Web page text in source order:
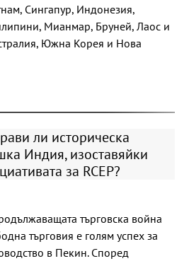
Сингапур, Индонезия,
Мианмар, Бруней, Лаос и
Южна Корея и Нова
ли историческа
Индия, изоставяйки
за RCEP?
търговска война
търговия е голям успех за
в Пекин. Според